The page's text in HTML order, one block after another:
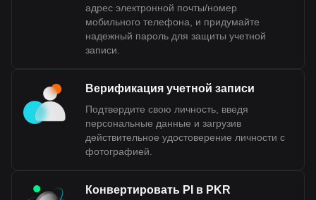
адрес электронной почты/номер
мобильного телефона, и придумайте
надежный пароль для защиты учетной
записи.
Верификация учетной записи
Подтвердите свою личность, введя
персональные данные и загрузив
действительное удостоверение личности с
фотографией.
Конвертировать PI в PKR